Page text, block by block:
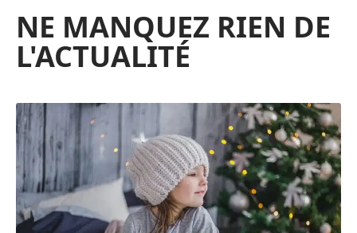
NE MANQUEZ RIEN DE
L'ACTUALITÉ